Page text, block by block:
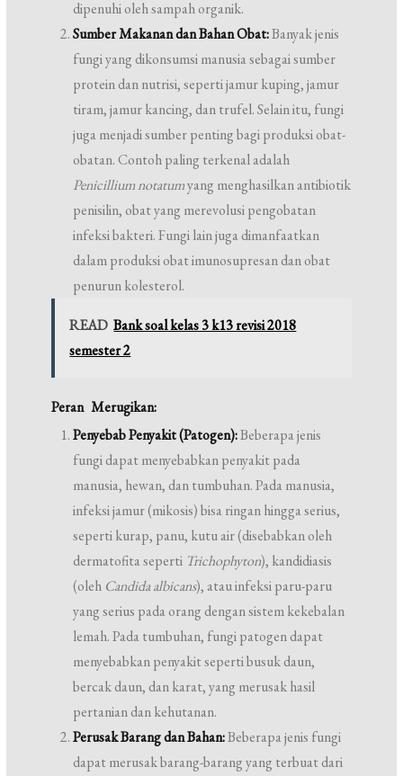
dipenuhi oleh sampah organik.
Sumber Makanan dan Bahan Obat:Banyak jenis
fungi yang dikonsumsi manusia sebagai sumber
protein dan nutrisi, seperti jamur kuping, jamur
tiram, jamur kancing, dan trufel. Selain itu, fungi
juga menjadi sumber penting bagi produksi obat-
obatan. Contoh paling terkenal adalah
Penicillium notatumyang menghasilkan antibiotik
penisilin, obat yang merevolusi pengobatan
infeksi bakteri. Fungi lain juga dimanfaatkan
dalam produksi obat imunosupresan dan obat
penurun kolesterol.
READ Bank soal kelas 3 k13 revisi 2018
semester 2
Peran Merugikan:
Penyebab Penyakit (Patogen):Beberapa jenis
fungi dapat menyebabkan penyakit pada
manusia, hewan, dan tumbuhan. Pada manusia,
infeksi jamur (mikosis) bisa ringan hingga serius,
seperti kurap, panu, kutu air (disebabkan oleh
dermatofita seperti Trichophyton), kandidiasis
(oleh Candida albicans), atau infeksi paru-paru
yang serius pada orang dengan sistem kekebalan
lemah. Pada tumbuhan, fungi patogen dapat
menyebabkan penyakit seperti busuk daun,
bercak daun, dan karat, yang merusak hasil
pertanian dan kehutanan.
Perusak Barang dan Bahan:Beberapa jenis fungi
dapat merusak barang-barang yang terbuat dari